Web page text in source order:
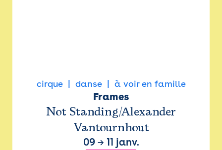
cirque danse à voir en famille
Frames
Not Standing/Alexander
Vantournhout
09→ 11 janv.